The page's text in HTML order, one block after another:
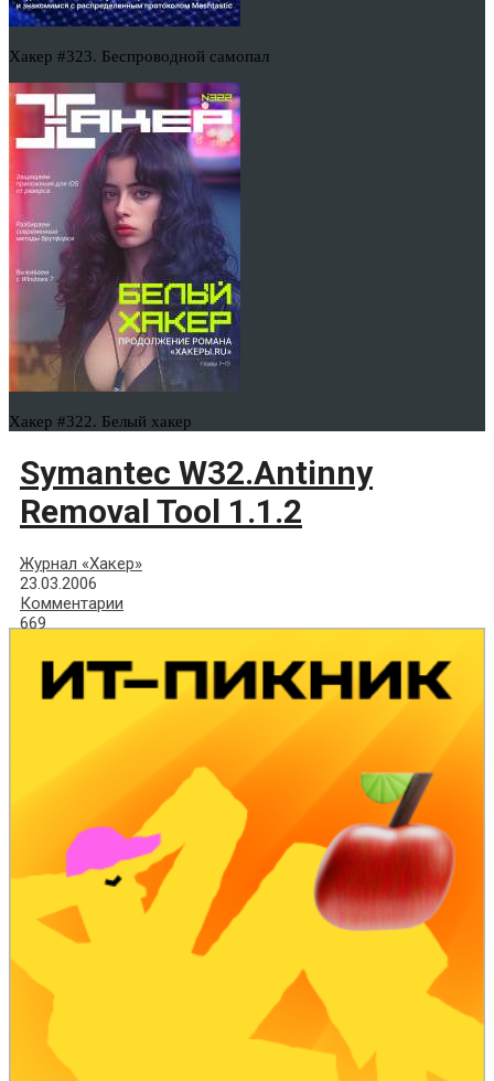
Хакер #323. Беспроводной самопал
Хакер #322. Белый хакер
Symantec W32.Antinny
Removal Tool 1.1.2
Журнал «Хакер»
23.03.2006
Комментарии
669